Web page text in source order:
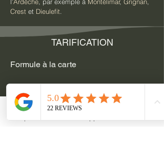
Crest et Dieulefit
TARIFICATION
Formule à la carte
Options possibles :